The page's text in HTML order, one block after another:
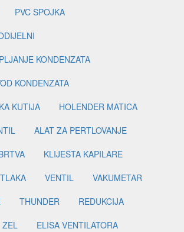
PVC SPOJKA
KONDENZATA
KONDENZATA
KUTIJA
HOLENDER MATICA
ALAT ZA PERTLOVANJE
KLIJEŠTA KAPILARE
VENTIL
VAKUMETAR
THUNDER
REDUKCIJA
ZEL
ELISA VENTILATORA